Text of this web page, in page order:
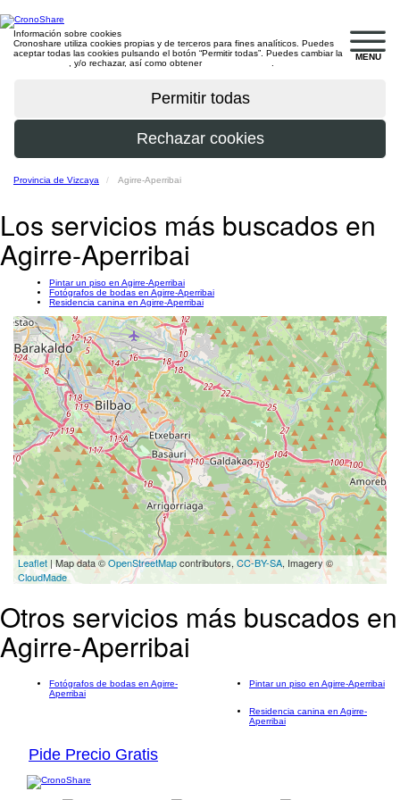
MENU
Información sobre cookies
Cronoshare utiliza cookies propias y de terceros para fines analíticos. Puedes
aceptar todas las cookies pulsando el botón “Permitir todas”. Puedes cambiar la
, y/o rechazar, así como obtener
Provincia de Vizcaya Agirre-Aperribai
Los servicios más buscados en
Agirre-Aperribai
Pintar un piso en Agirre-Aperribai
Fotógrafos de bodas en Agirre-Aperribai
Residencia canina en Agirre-Aperribai
Leaflet | Map data ©OpenStreetMapcontributors, CC-BY-SA, Imagery ©
CloudMade
Otros servicios más buscados en
Agirre-Aperribai
Fotógrafos de bodas en Agirre-
Aperribai
Pintar un piso en Agirre-Aperribai
Residencia canina en Agirre-
Aperribai
Pide Precio Gratis